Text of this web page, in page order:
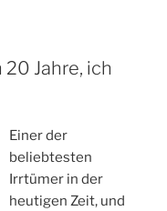
20 Jahre, ich
Einer der
beliebtesten
Irrtümer in der
heutigen Zeit, und